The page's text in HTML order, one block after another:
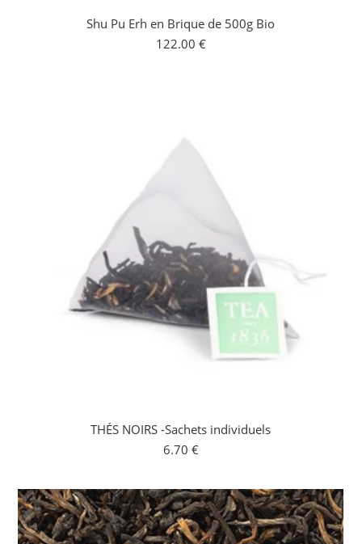
Shu Pu Erh en Brique de 500g Bio
122.00 €
THÉS NOIRS -Sachets individuels
6.70 €